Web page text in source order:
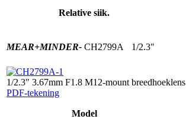
Relative siik.
MEAR+MINDER- CH2799A 1/2.3"
1/2.3" 3.67mm F1.8 M12-mount breedhoeklens
PDF-tekening
Model